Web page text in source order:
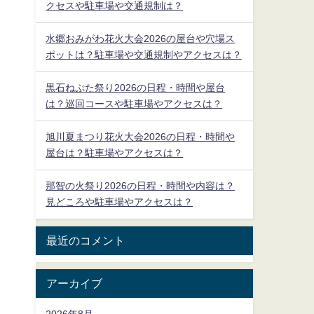
クセスや駐車場や交通規制は？
水郷おみがわ花火大会2026の屋台や穴場ス
ポットは？駐車場や交通規制やアクセスは？
黒石ねぷた祭り2026の日程・時間や屋台
は？巡回コースや駐車場やアクセスは？
旭川夏まつり花火大会2026の日程・時間や
屋台は？駐車場やアクセスは？
那智の火祭り2026の日程・時間や内容は？
見どころや駐車場やアクセスは？
最近のコメント
アーカイブ